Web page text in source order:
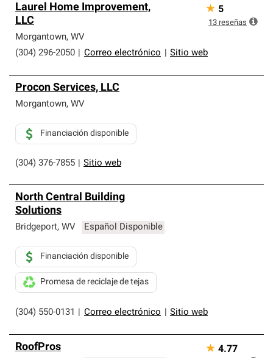
Laurel Home Improvement,
LLC
Morgantown, WV
(304) 296-2050
Correo electrónico Sitio web
★ 5
13 reseñas
Procon Services, LLC
Morgantown, WV
(304) 376-7855 Sitio web
Financiación disponible
North Central Building
Solutions
Bridgeport, WV Español Disponible
(304) 550-0131 Correo electrónico Sitio web
Financiación disponible
Promesa de reciclaje de tejas
RoofPros ★ 4.77